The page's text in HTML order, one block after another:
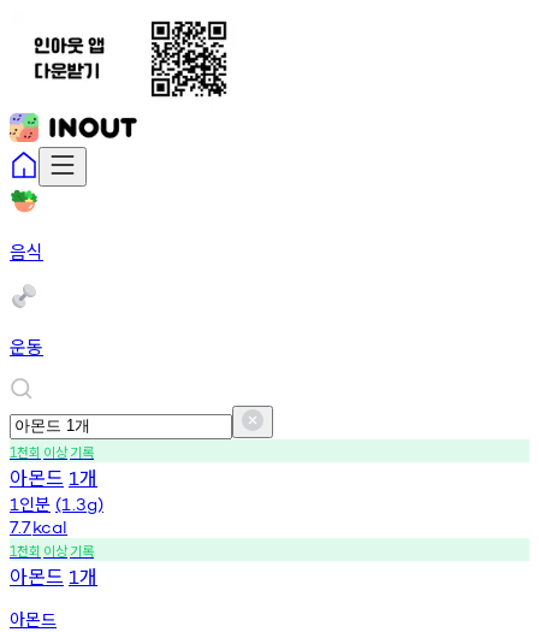
음식
운동
1천회 이상기록
아몬드 1개
1 인분 (1.3g)
7.7kcal
1천회 이상기록
아몬드 1개
아몬드